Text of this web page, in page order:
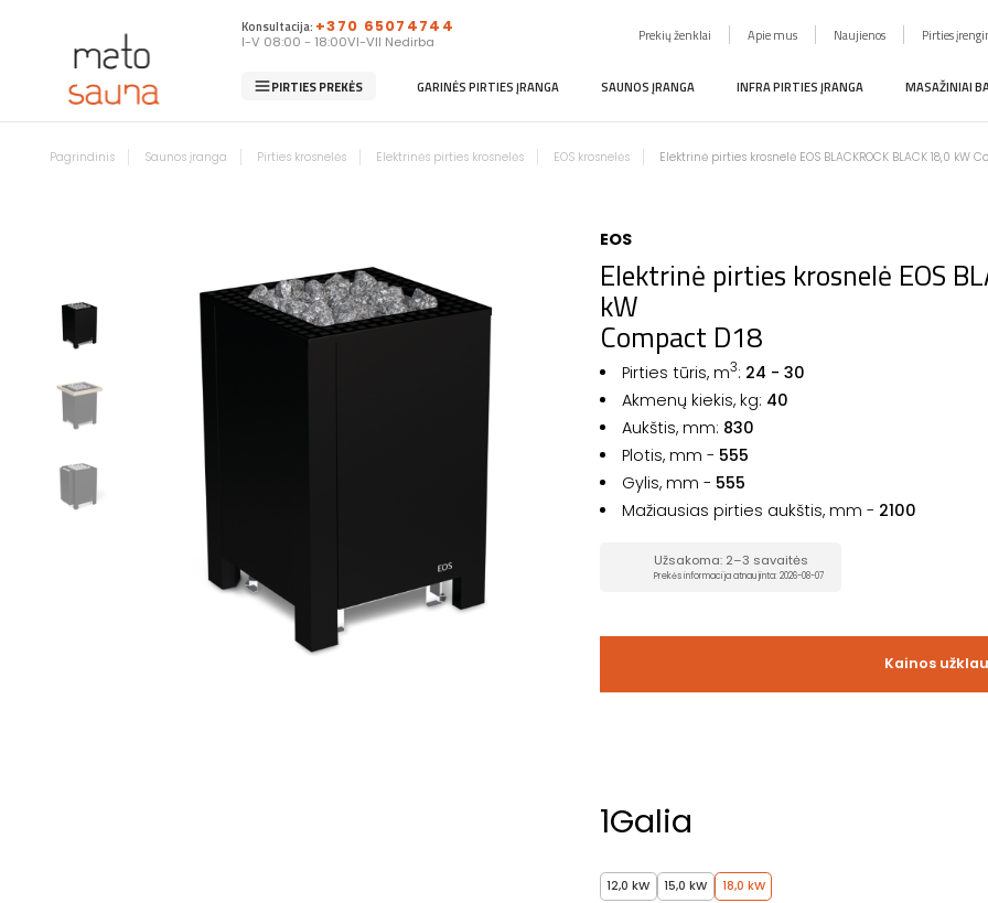
Konsultacija: +370 65074744
I-V 08:00 - 18:00VI-VII Nedirba Prekių ženklai Apie mus Naujienos Pirties
PIRTIES PREKĖS GARINĖS PIRTIES ĮRANGA SAUNOS ĮRANGA INFRA PIRTIES ĮRANGA MASAŽINIAI
Pagrindinis Saunos įranga Pirties krosnelės Elektrinės pirties krosnelės EOS krosnelės Elektrinė pirties krosnelė EOS BLACKROCK BLACK 18,0 kW
EOS
Elektrinė pirties krosnelė EOS
kW
Compact D18
Pirties tūris, m3: 24 - 30
Akmenų kiekis, kg: 40
Aukštis, mm: 830
Plotis, mm - 555
Gylis, mm - 555
Mažiausias pirties aukštis, mm - 2100
Užsakoma: 2–3 savaitės
Prekės informacija atnaujinta: 2026-08-07
Kainos
1Galia
12,0 kW 15,0 kW 18,0 kW